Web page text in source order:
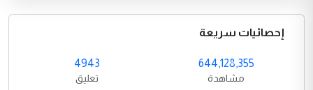
إحصائيات سريعة
644,128,355
مشاهدة
4943
تعليق